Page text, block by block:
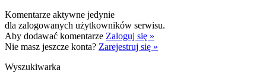
Komentarze aktywne jedynie
dla zalogowanych użytkowników serwisu.
Aby dodawać komentarze Zaloguj się »
Nie masz jeszcze konta? Zarejestruj się »
Wyszukiwarka